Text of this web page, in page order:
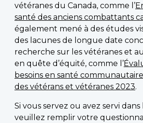
vétéranes du Canada, comme l’
santé des anciens combattants
également mené à des études
des lacunes de longue date
recherche sur les vétéranes et
en quête d’équité, comme l’
besoins en santé
des vétérans et vétéranes 2023.
Si vous servez ou avez servi dans
veuillez remplir votre